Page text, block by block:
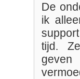
De
ik
tijd.